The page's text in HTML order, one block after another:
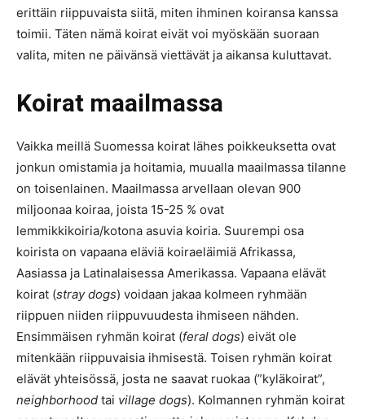
erittäin riippuvaista siitä, miten ihminen koiransa kanssa
toimii. Täten nämä koirat eivät voi myöskään suoraan
valita, miten ne päivänsä viettävät ja aikansa kuluttavat.
Koirat maailmassa
Vaikka meillä Suomessa koirat lähes poikkeuksetta ovat
jonkun omistamia ja hoitamia, muualla maailmassa tilanne
on toisenlainen. Maailmassa arvellaan olevan 900
miljoonaa koiraa, joista 15-25 % ovat
lemmikkikoiria/kotona asuvia koiria. Suurempi osa
koirista on vapaana eläviä koiraeläimiä Afrikassa,
Aasiassa ja Latinalaisessa Amerikassa. Vapaana elävät
koirat (stray dogs) voidaan jakaa kolmeen ryhmään
riippuen niiden riippuvuudesta ihmiseen nähden.
Ensimmäisen ryhmän koirat (feral dogs) eivät ole
mitenkään riippuvaisia ihmisestä. Toisen ryhmän koirat
elävät yhteisössä, josta ne saavat ruokaa (”kyläkoirat”,
neighborhood tai village dogs). Kolmannen ryhmän koirat